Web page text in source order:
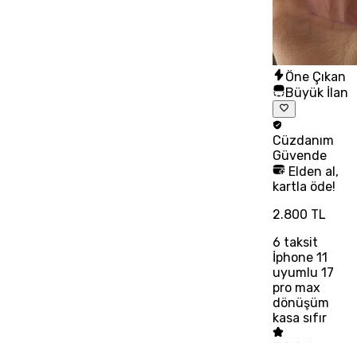
Öne Çıkan
Büyük İlan
Cüzdanım
Güvende
Elden al,
kartla öde!
2.800 TL
6 taksit
İphone 11
uyumlu 17
pro max
dönüşüm
kasa sıfır